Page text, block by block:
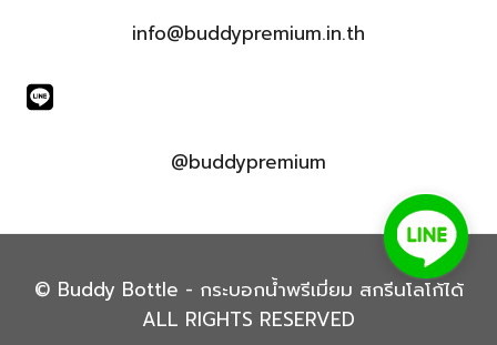
info@buddypremium.in.th
@buddypremium
© Buddy Bottle - กระบอกน้ำพรีเมี่ยม สกรีนโลโก้ได้
ALL RIGHTS RESERVED